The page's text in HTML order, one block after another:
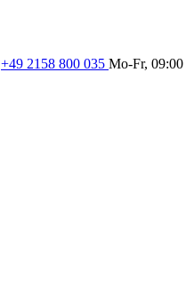
+49 2158 800 035 Mo-Fr, 09:00